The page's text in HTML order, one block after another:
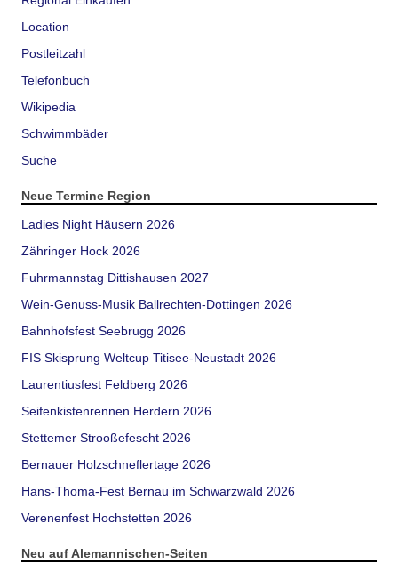
Location
Postleitzahl
Telefonbuch
Wikipedia
Schwimmbäder
Suche
Neue Termine Region
Ladies Night Häusern 2026
Zähringer Hock 2026
Fuhrmannstag Dittishausen 2027
Wein-Genuss-Musik Ballrechten-Dottingen 2026
Bahnhofsfest Seebrugg 2026
FIS Skisprung Weltcup Titisee-Neustadt 2026
Laurentiusfest Feldberg 2026
Seifenkistenrennen Herdern 2026
Stettemer Strooßefescht 2026
Bernauer Holzschneflertage 2026
Hans-Thoma-Fest Bernau im Schwarzwald 2026
Verenenfest Hochstetten 2026
Neu auf Alemannischen-Seiten